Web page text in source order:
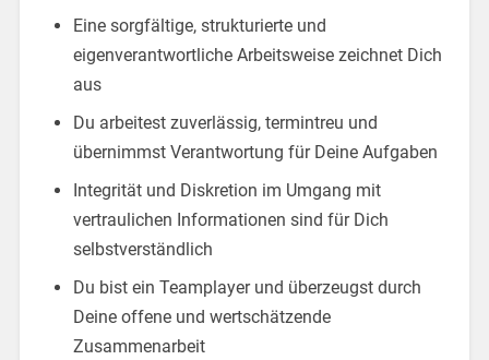
Eine sorgfältige, strukturierte und
eigenverantwortliche Arbeitsweise zeichnet Dich
aus
Du arbeitest zuverlässig, termintreu und
übernimmst Verantwortung für Deine Aufgaben
Integrität und Diskretion im Umgang mit
vertraulichen Informationen sind für Dich
selbstverständlich
Du bist ein Teamplayer und überzeugst durch
Deine offene und wertschätzende
Zusammenarbeit